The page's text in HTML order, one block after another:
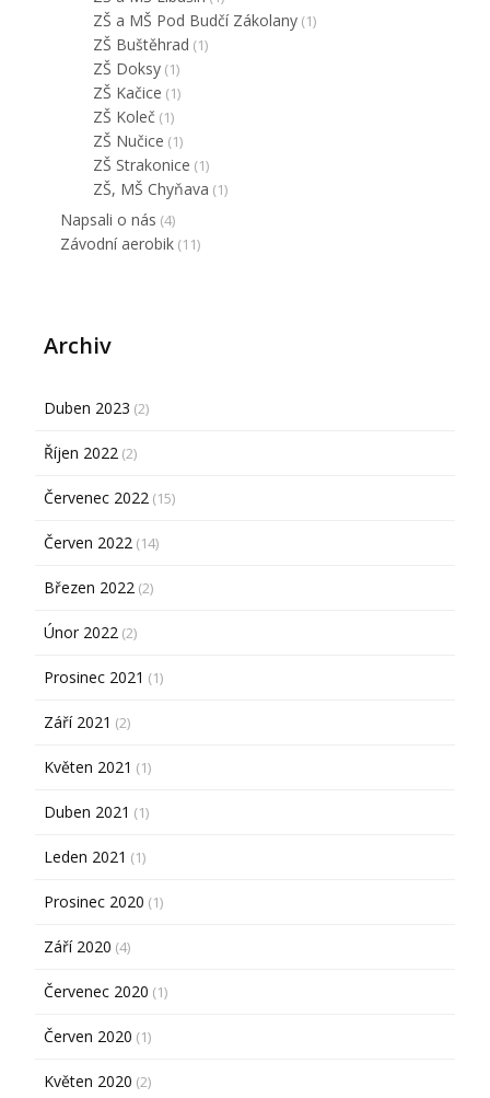
ZŠ a MŠ Pod Budčí Zákolany (1)
ZŠ Buštěhrad (1)
ZŠ Doksy (1)
ZŠ Kačice (1)
ZŠ Koleč (1)
ZŠ Nučice (1)
ZŠ Strakonice (1)
ZŠ, MŠ Chyňava (1)
Napsali o nás (4)
Závodní aerobik (11)
Archiv
Duben 2023 (2)
Říjen 2022 (2)
Červenec 2022 (15)
Červen 2022 (14)
Březen 2022 (2)
Únor 2022 (2)
Prosinec 2021 (1)
Září 2021 (2)
Květen 2021 (1)
Duben 2021 (1)
Leden 2021 (1)
Prosinec 2020 (1)
Září 2020 (4)
Červenec 2020 (1)
Červen 2020 (1)
Květen 2020 (2)